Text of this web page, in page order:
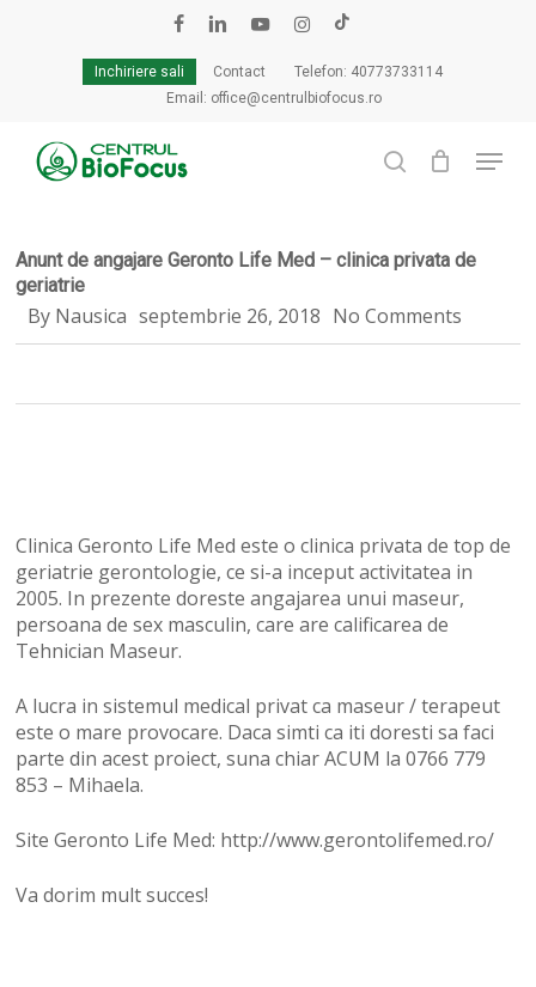
Inchiriere sali
Contact
Telefon: 40773733114
Email: office@centrulbiofocus.ro
search
Menu
Cart
Anunt de angajare Geronto Life Med – clinica privata de
geriatrie
By Nausica septembrie 26, 2018 No Comments
Clinica Geronto Life Med este o clinica privata de top de
geriatrie gerontologie, ce si-a inceput activitatea in
2005. In prezente doreste angajarea unui maseur,
persoana de sex masculin, care are calificarea de
Tehnician Maseur.
A lucra in sistemul medical privat ca maseur / terapeut
este o mare provocare. Daca simti ca iti doresti sa faci
parte din acest proiect, suna chiar ACUM la 0766 779
853 – Mihaela.
Site Geronto Life Med: http://www.gerontolifemed.ro/
Va dorim mult succes!